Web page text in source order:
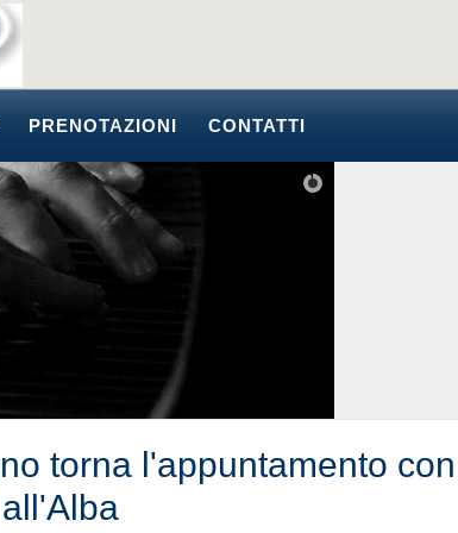
PRENOTAZIONI CONTATTI
torna l'appuntamento